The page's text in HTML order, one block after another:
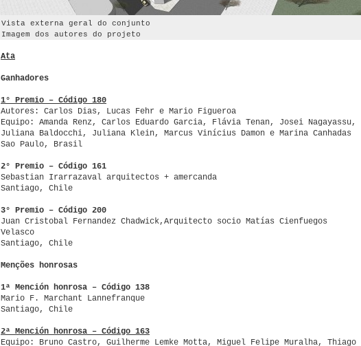
Vista externa geral do conjunto
Imagem dos autores do projeto
Ata
Ganhadores
1° Premio – Código 180
Autores: Carlos Dias, Lucas Fehr e Mario Figueroa
Equipo: Amanda Renz, Carlos Eduardo Garcia, Flávia Tenan, Josei Nagayassu,
Juliana Baldocchi, Juliana Klein, Marcus Vinícius Damon e Marina Canhadas
Sao Paulo, Brasil
2° Premio – Código 161
Sebastian Irarrazaval arquitectos + amercanda
Santiago, Chile
3° Premio – Código 200
Juan Cristobal Fernandez Chadwick,Arquitecto socio Matías Cienfuegos
Velasco
Santiago, Chile
Menções honrosas
1ª Mención honrosa – Código 138
Mario F. Marchant Lannefranque
Santiago, Chile
2ª Mención honrosa – Código 163
Equipo: Bruno Castro, Guilherme Lemke Motta, Miguel Felipe Muralha, Thiago